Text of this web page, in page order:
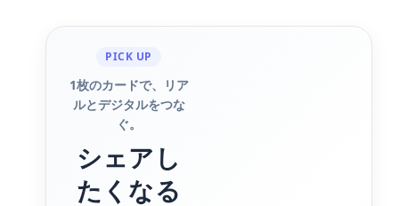
PICK UP
1枚のカードで、リア
ルとデジタルをつな
ぐ。
シェアし
たくなる